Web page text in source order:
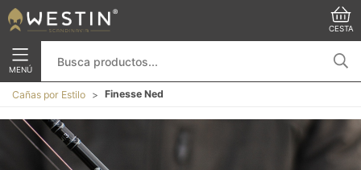
CESTA
MENÚ
Cañas por Estilo Finesse Ned